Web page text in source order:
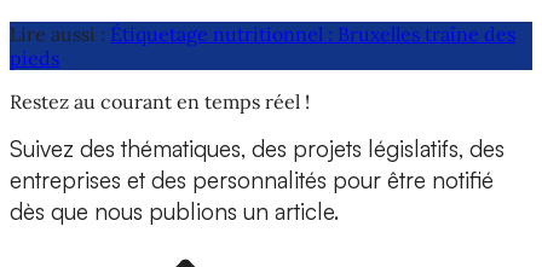
Lire aussi : Étiquetage nutritionnel : Bruxelles traîne des
pieds
Restez au courant en temps réel !
Suivez des thématiques, des projets législatifs, des
entreprises et des personnalités pour être notifié
dès que nous publions un article.